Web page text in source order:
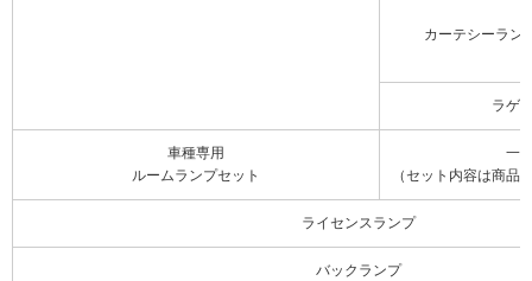
カーテシーラン
ラゲ
車種専用
ルームランプセット
一
（セット内容は商品
ライセンスランプ
バックランプ